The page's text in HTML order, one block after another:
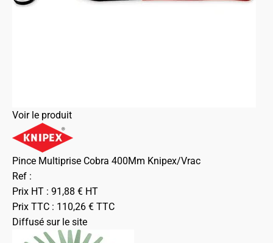
Voir le produit
Pince Multiprise Cobra 400Mm Knipex/Vrac
Ref :
Prix HT : 91,88 € HT
Prix TTC : 110,26 € TTC
Diffusé sur le site